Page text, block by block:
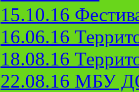
15.10.16
16.06.16
18.08.16
22.08.16 МБУ